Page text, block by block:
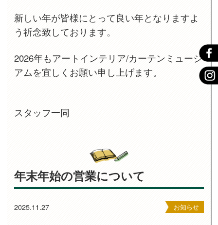
新しい年が皆様にとって良い年となりますよ
う祈念致しております。
2026年もアートインテリア/カーテンミュージ
アムを宜しくお願い申し上げます。
スタッフ一同
年末年始の営業について
2025.11.27 お知らせ